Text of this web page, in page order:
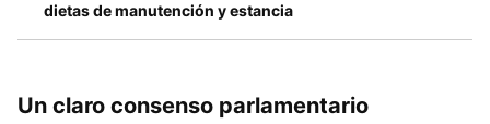
dietas de manutención y estancia
Un claro consenso parlamentario